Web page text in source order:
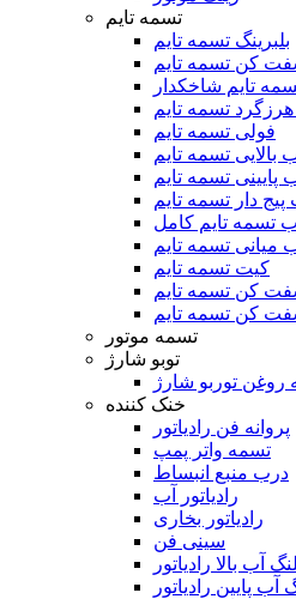
تسمه تایم
بلبرینگ تسمه تایم
کن تسمه تایم
تایم شاخکدار
تسمه تایم
فولی تسمه تایم
بالایی تسمه تایم
پایینی تسمه تایم
پیج دار تسمه تایم
تسمه تایم کامل
میانی تسمه تایم
کیت تسمه تایم
کن تسمه تایم
کن تسمه تایم
تسمه موتور
توبو شارژ
روغن توربو شارژ
خنک کننده
پروانه فن رادیاتور
تسمه واتر پمپ
درب منبع انبساط
رادیاتور آب
رادیاتور بخاری
سینی فن
آب بالا رادیاتور
آب پایین رادیاتور